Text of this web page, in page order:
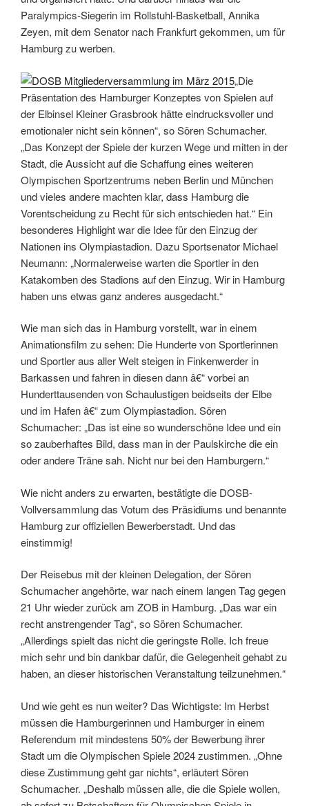
Paralympics-Siegerin im Rollstuhl-Basketball, Annika
Zeyen, mit dem Senator nach Frankfurt gekommen, um für
Hamburg zu werben.
„Die
Präsentation des Hamburger Konzeptes von Spielen auf
der Elbinsel Kleiner Grasbrook hätte eindrucksvoller und
emotionaler nicht sein können“, so Sören Schumacher.
„Das Konzept der Spiele der kurzen Wege und mitten in der
Stadt, die Aussicht auf die Schaffung eines weiteren
Olympischen Sportzentrums neben Berlin und München
und vieles andere machten klar, dass Hamburg die
Vorentscheidung zu Recht für sich entschieden hat.“ Ein
besonderes Highlight war die Idee für den Einzug der
Nationen ins Olympiastadion. Dazu Sportsenator Michael
Neumann: „Normalerweise warten die Sportler in den
Katakomben des Stadions auf den Einzug. Wir in Hamburg
haben uns etwas ganz anderes ausgedacht.“
Wie man sich das in Hamburg vorstellt, war in einem
Animationsfilm zu sehen: Die Hunderte von Sportlerinnen
und Sportler aus aller Welt steigen in Finkenwerder in
Barkassen und fahren in diesen dann â€“ vorbei an
Hunderttausenden von Schaulustigen beidseits der Elbe
und im Hafen â€“ zum Olympiastadion. Sören
Schumacher: „Das ist eine so wunderschöne Idee und ein
so zauberhaftes Bild, dass man in der Paulskirche die ein
oder andere Träne sah. Nicht nur bei den Hamburgern.“
Wie nicht anders zu erwarten, bestätigte die DOSB-
Vollversammlung das Votum des Präsidiums und benannte
Hamburg zur offiziellen Bewerberstadt. Und das
einstimmig!
Der Reisebus mit der kleinen Delegation, der Sören
Schumacher angehörte, war nach einem langen Tag gegen
21 Uhr wieder zurück am ZOB in Hamburg. „Das war ein
recht anstrengender Tag“, so Sören Schumacher.
„Allerdings spielt das nicht die geringste Rolle. Ich freue
mich sehr und bin dankbar dafür, die Gelegenheit gehabt zu
haben, an dieser historischen Veranstaltung teilzunehmen.“
Und wie geht es nun weiter? Das Wichtigste: Im Herbst
müssen die Hamburgerinnen und Hamburger in einem
Referendum mit mindestens 50% der Bewerbung ihrer
Stadt um die Olympischen Spiele 2024 zustimmen. „Ohne
diese Zustimmung geht gar nichts“, erläutert Sören
Schumacher. „Deshalb müssen alle, die die Spiele wollen,